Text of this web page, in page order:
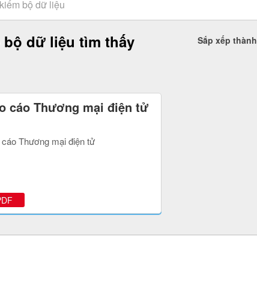
Sắp xếp thành
bộ dữ liệu tìm thấy
cáo Thương mại điện tử
cáo Thương mại điện tử